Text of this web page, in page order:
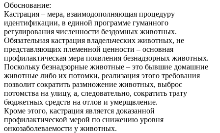
Обоснование:
Кастрация – мера, взаимодополняющая процедуру
идентификации, в единой программе гуманного
регулирования численности бездомных животных.
Обязательная кастрация владельческих животных, не
представляющих племенной ценности – основная
профилактическая мера появления безнадзорных животных.
Поскольку безнадзорные животные – это бывшие домашние
животные либо их потомки, реализация этого требования
позволит сократить размножение животных, выброс
потомства на улицу, а, следовательно, сократить трату
бюджетных средств на отлов и умерщвление.
Кроме этого, кастрация является доказанной
профилактической мерой по снижению уровня
онкозаболеваемости у животных.